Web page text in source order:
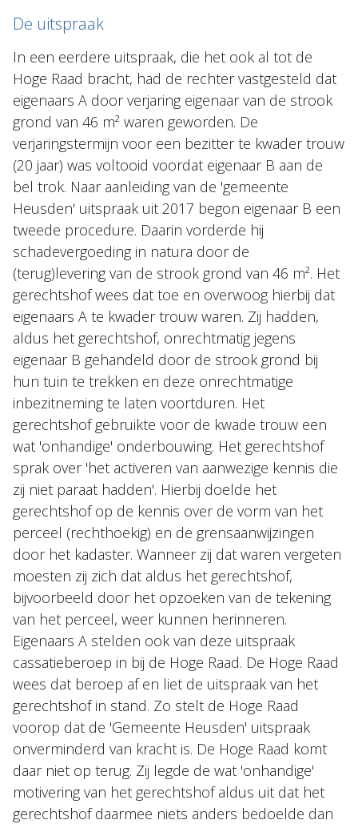
De uitspraak
In een eerdere uitspraak, die het ook al tot de
Hoge Raad bracht, had de rechter vastgesteld dat
eigenaars A door verjaring eigenaar van de strook
grond van 46 m² waren geworden. De
verjaringstermijn voor een bezitter te kwader trouw
(20 jaar) was voltooid voordat eigenaar B aan de
bel trok. Naar aanleiding van de 'gemeente
Heusden' uitspraak uit 2017 begon eigenaar B een
tweede procedure. Daarin vorderde hij
schadevergoeding in natura door de
(terug)levering van de strook grond van 46 m². Het
gerechtshof wees dat toe en overwoog hierbij dat
eigenaars A te kwader trouw waren. Zij hadden,
aldus het gerechtshof, onrechtmatig jegens
eigenaar B gehandeld door de strook grond bij
hun tuin te trekken en deze onrechtmatige
inbezitneming te laten voortduren. Het
gerechtshof gebruikte voor de kwade trouw een
wat 'onhandige' onderbouwing. Het gerechtshof
sprak over 'het activeren van aanwezige kennis die
zij niet paraat hadden'. Hierbij doelde het
gerechtshof op de kennis over de vorm van het
perceel (rechthoekig) en de grensaanwijzingen
door het kadaster. Wanneer zij dat waren vergeten
moesten zij zich dat aldus het gerechtshof,
bijvoorbeeld door het opzoeken van de tekening
van het perceel, weer kunnen herinneren.
Eigenaars A stelden ook van deze uitspraak
cassatieberoep in bij de Hoge Raad. De Hoge Raad
wees dat beroep af en liet de uitspraak van het
gerechtshof in stand. Zo stelt de Hoge Raad
voorop dat de 'Gemeente Heusden' uitspraak
onverminderd van kracht is. De Hoge Raad komt
daar niet op terug. Zij legde de wat 'onhandige'
motivering van het gerechtshof aldus uit dat het
gerechtshof daarmee niets anders bedoelde dan